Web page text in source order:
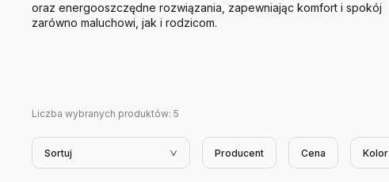
oraz energooszczędne rozwiązania, zapewniając komfort i spokój
zarówno maluchowi, jak i rodzicom.
Liczba wybranych produktów: 5
Sortuj Producent Cena Kolor